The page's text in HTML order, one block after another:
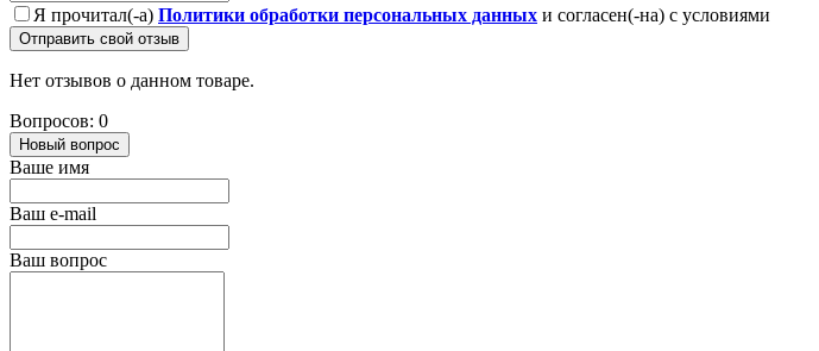
Я прочитал(-а) Политики обработки персональных данных и согласен(-на) с условиями
Отправить свой отзыв
Нет отзывов о данном товаре.
Вопросов: 0
Новый вопрос
Ваше имя
Ваш e-mail
Ваш вопрос